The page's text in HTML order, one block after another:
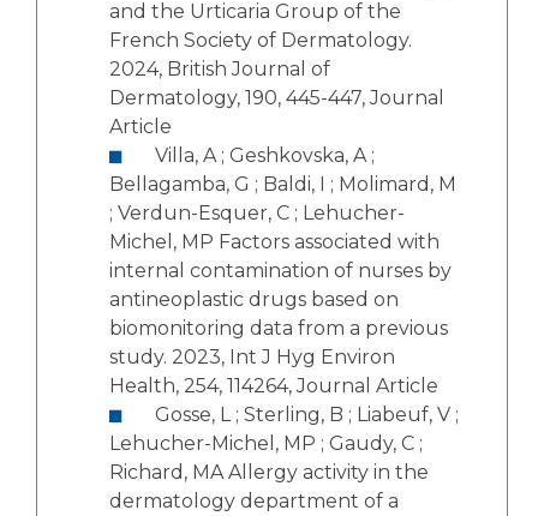
and the Urticaria Group of the
French Society of Dermatology.
2024, British Journal of
Dermatology, 190, 445-447, Journal
Article
Bellagamba, G ; Baldi, I ; Molimard, M
; Verdun-Esquer, C ; Lehucher-
Michel, MP Factors associated with
internal contamination of nurses by
antineoplastic drugs based on
biomonitoring data from a previous
study. 2023, Int J Hyg Environ
Health, 254, 114264, Journal Article
Lehucher-Michel, MP ; Gaudy, C ;
Richard, MA Allergy activity in the
dermatology department of a